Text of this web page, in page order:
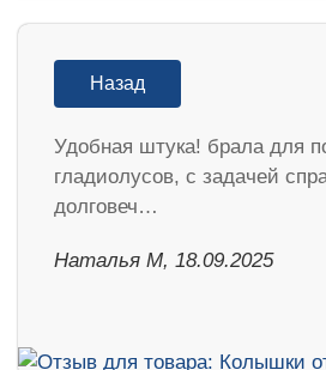
Назад
Удобная штука! брала для
гладиолусов, с задачей
долговеч…
Наталья М, 18.09.2025